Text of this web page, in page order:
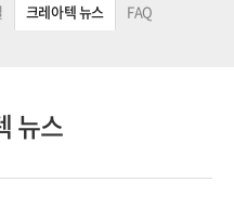
크레아텍 뉴스
FAQ
뉴스